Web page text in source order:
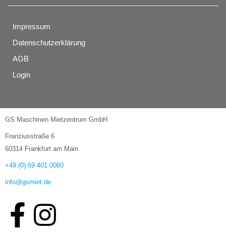
Impressum
Datenschutzerklärung
AGB
Login
GS Maschinen Mietzentrum GmbH
Franziusstraße 6
60314 Frankfurt am Main
+49 (0) 69 401 0060
info@gsmiet.de